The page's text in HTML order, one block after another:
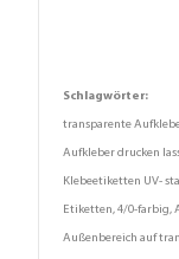
Schlagwörter:
transparente
Aufkleber drucken
Klebeetiketten UV-
Etiketten, 4/0-farbig,
Außenbereich auf